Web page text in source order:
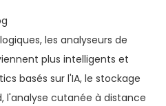
les analyseurs de
plus intelligents et
basés sur l'IA, le stockage
l'analyse cutanée à distance